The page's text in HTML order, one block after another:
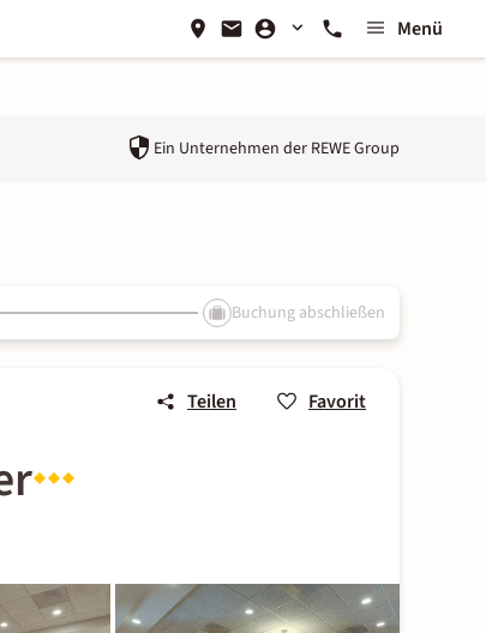
Menü
Ein Unternehmen der REWE Group
Buchung abschließen
Teilen Favorit